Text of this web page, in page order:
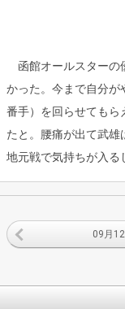
函館オールスターの
かった。今まで自分が
番手）を回らせてもら
たと。腰痛が出て武雄
地元戦で気持ちが入る
09月